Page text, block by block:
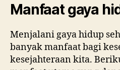
Manfaat gaya
Menjalani gaya hidup
banyak manfaat bagi
kesejahteraan kita.